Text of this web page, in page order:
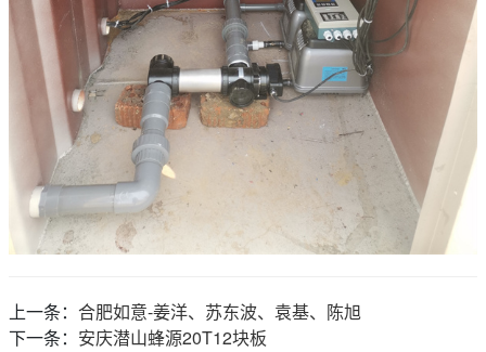
上一条： 合肥如意-姜洋、苏东波、袁基、陈旭
下一条： 安庆潜山蜂源20T12块板